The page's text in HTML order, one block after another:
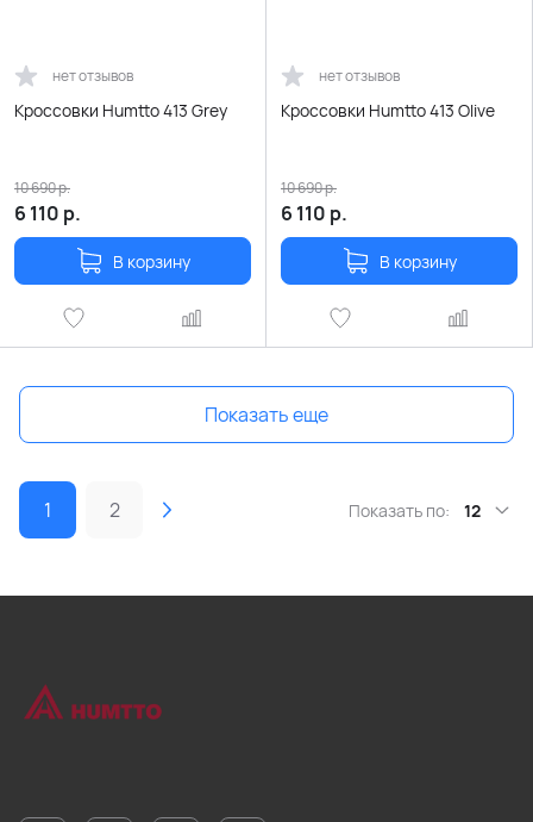
нет отзывов
Кроссовки Humtto 413 Grey
6 110 р.
10 690р.
В корзину
нет отзывов
Кроссовки Humtto 413 Olive
6 110 р.
10 690р.
В корзину
Показать еще
1 2 Показать по: 12